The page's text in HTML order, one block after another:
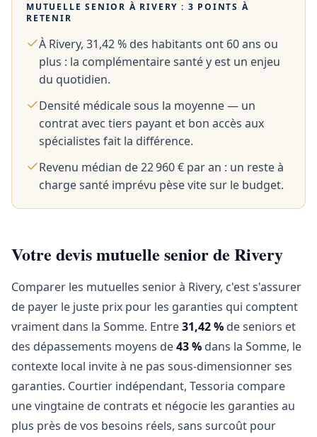
MUTUELLE SENIOR À RIVERY : 3 POINTS À
RETENIR
À Rivery, 31,42 % des habitants ont 60 ans ou
plus : la complémentaire santé y est un enjeu
du quotidien.
Densité médicale sous la moyenne — un
contrat avec tiers payant et bon accès aux
spécialistes fait la différence.
Revenu médian de 22 960 € par an : un reste à
charge santé imprévu pèse vite sur le budget.
Votre devis mutuelle senior de Rivery
Comparer les mutuelles senior à Rivery, c'est s'assurer
de payer le juste prix pour les garanties qui comptent
vraiment dans la Somme. Entre31,42 % de seniors et
des dépassements moyens de43 % dans la Somme, le
contexte local invite à ne pas sous-dimensionner ses
garanties. Courtier indépendant, Tessoria compare
une vingtaine de contrats et négocie les garanties au
plus près de vos besoins réels, sans surcoût pour